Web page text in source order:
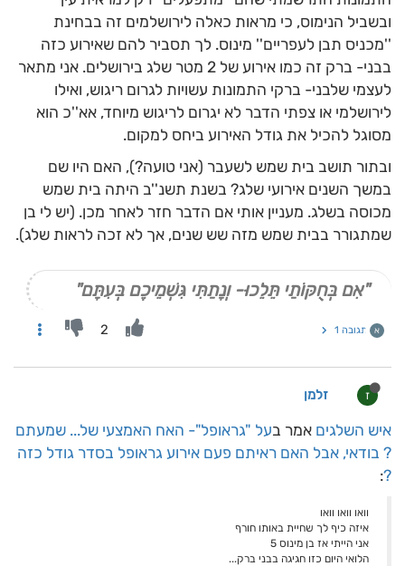
ובשביל הנימוס, כי מראות כאלה לירושלמים זה בבחינת
''מכניס תבן לעפריים'' מינוס. לך תסביר להם שאירוע כזה
בבני- ברק זה כמו אירוע של 2 מטר שלג בירושלים. אני מתאר
לעצמי שלבני- ברקי התמונות עשויות לגרום ריגוש, ואילו
לירושלמי או צפתי הדבר לא יגרום לריגוש מיוחד, אא''כ הוא
מסוגל להכיל את גודל האירוע ביחס למקום.
ובתור תושב בית שמש לשעבר (אני טועה?), האם היו שם
במשך השנים אירועי שלג? בשנת תשנ''ב היתה בית שמש
מכוסה בשלג. מעניין אותי אם הדבר חזר לאחר מכן. (יש לי בן
שמתגורר בבית שמש מזה שש שנים, אך לא זכה לראות שלג).
"אִם בְּחֻקּוֹתַי תֵּלֵכוּ- וְנָתַתִּי גִּשְׁמֵיכֶם בְּעִתָּם"
א תגובה 1 2
ז זלמן
איש השלגים אמר בעל "גראופל"- האח האמצעי של... שמעתם
? בודאי, אבל האם ראיתם פעם אירוע גראופל בסדר גודל כזה
?
:
וואו וואו וואו
איזה כיף לך שחיית באותו חורף
אני הייתי אז בן מינוס 5
הלואי היום כזו חגיגה בבני ברק...